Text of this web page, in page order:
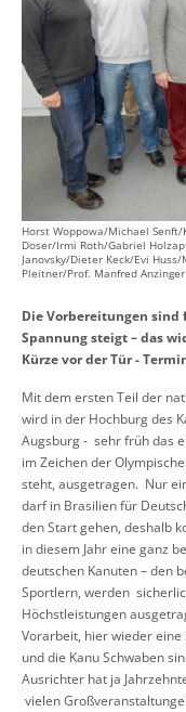
Horst Woppowa/Michael
Doser/Irmi Roth/Gabriel
Janovsky/Dieter Keck/Evi
Pleitner/Prof. Manfred Anzinger
Die Vorbereitungen
Spannung steigt – das
Kürze vor der Tür -
Mit dem ersten Teil der
wird in der Hochburg des
Augsburg - sehr früh das
im Zeichen der
steht, ausgetragen. Nur
darf in Brasilien für
den Start gehen, deshalb
in diesem Jahr eine ganz
deutschen Kanuten – den
Sportlern, werden
Höchstleistungen
Vorarbeit, hier wieder
und die Kanu Schwaben
Ausrichter hat ja
vielen